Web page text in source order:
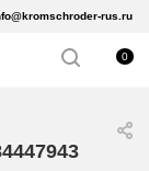
rus.ru
0